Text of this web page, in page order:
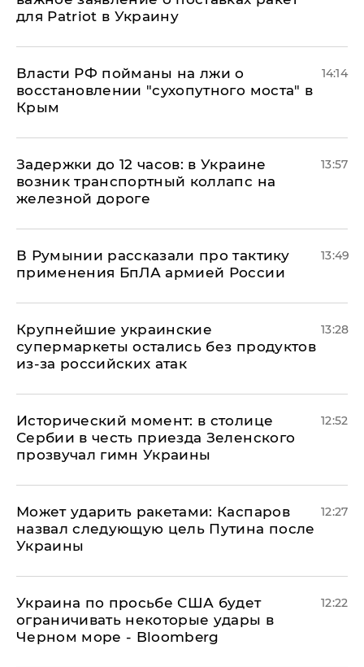
для Patriot в Украину
Власти РФ пойманы на лжи о
восстановлении "сухопутного моста" в
Крым
14:14
Задержки до 12 часов: в Украине
возник транспортный коллапс на
железной дороге
13:57
В Румынии рассказали про тактику
применения БпЛА армией России
13:49
Крупнейшие украинские
супермаркеты остались без продуктов
из-за российских атак
13:28
Исторический момент: в столице
Сербии в честь приезда Зеленского
прозвучал гимн Украины
12:52
Может ударить ракетами: Каспаров
назвал следующую цель Путина после
Украины
12:27
Украина по просьбе США будет
ограничивать некоторые удары в
Черном море - Bloomberg
12:22